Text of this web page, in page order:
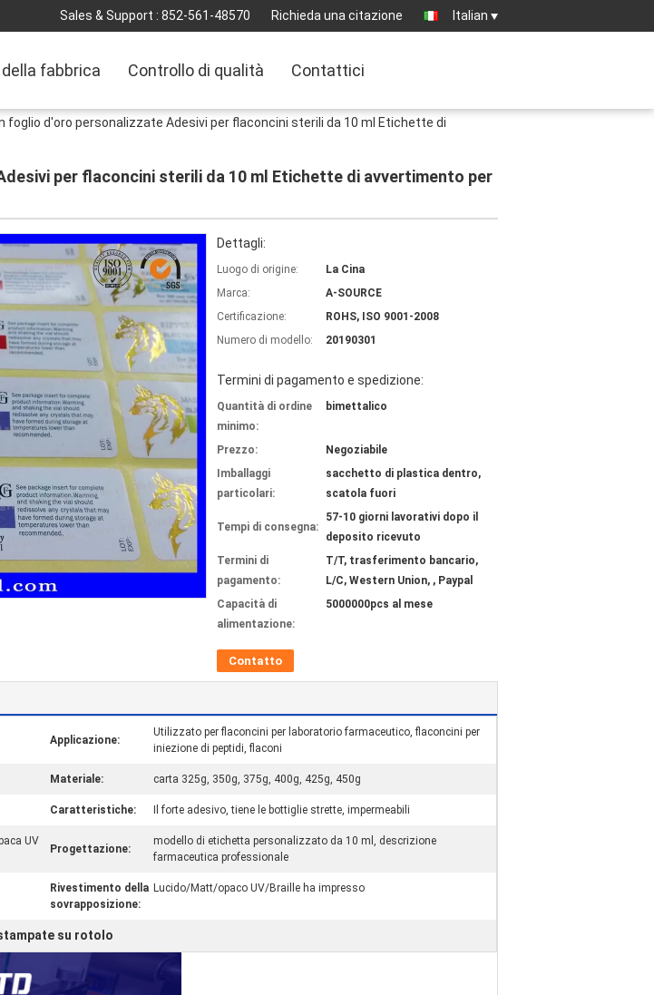
Sales & Support : 852-561-48570 Richieda una citazione Italian
della fabbrica Controllo di qualità Contattici
foglio d'oro personalizzate Adesivi per flaconcini sterili da 10 ml Etichette di
per flaconcini sterili da 10 ml Etichette di avvertimento per
Dettagli:
Luogo di origine:
La Cina
Marca:
A-SOURCE
Certificazione:
ROHS, ISO 9001-2008
Numero di modello:
20190301
Termini di pagamento e spedizione:
Quantità di ordine
minimo:
bimettalico
Prezzo:
Negoziabile
Imballaggi
particolari:
sacchetto di plastica dentro,
scatola fuori
Tempi di consegna:
57-10 giorni lavorativi dopo il
deposito ricevuto
Termini di
pagamento:
T/T, trasferimento bancario,
L/C, Western Union, , Paypal
Capacità di
alimentazione:
5000000pcs al mese
Contatto
Applicazione:
Utilizzato per flaconcini per laboratorio farmaceutico, flaconcini per
iniezione di peptidi, flaconi
Materiale: carta 325g, 350g, 375g, 400g, 425g, 450g
Caratteristiche: Il forte adesivo, tiene le bottiglie strette, impermeabili
UV
Progettazione:
modello di etichetta personalizzato da 10 ml, descrizione
farmaceutica professionale
Rivestimento della
sovrapposizione:
Lucido/Matt/opaco UV/Braille ha impresso
su rotolo